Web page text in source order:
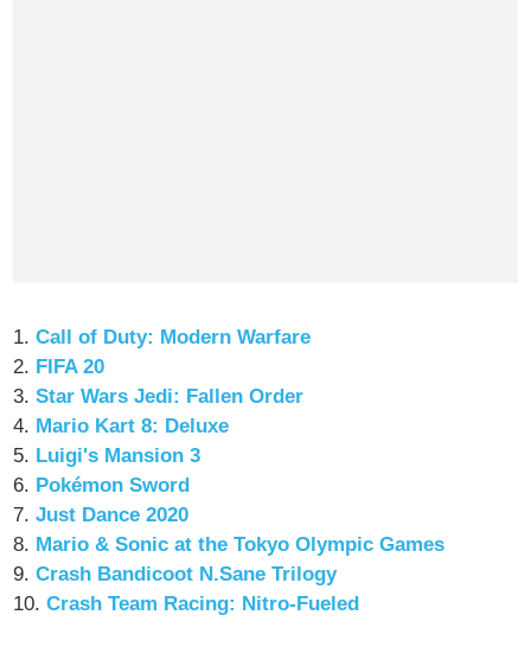
1.Call of Duty: Modern Warfare
2. FIFA 20
3.Star Wars Jedi: Fallen Order
4. Mario Kart 8: Deluxe
5. Luigi's Mansion 3
6. Pokémon Sword
7.Just Dance 2020
8. Mario & Sonic at the Tokyo Olympic Games
9.Crash Bandicoot N.Sane Trilogy
10.Crash Team Racing: Nitro-Fueled